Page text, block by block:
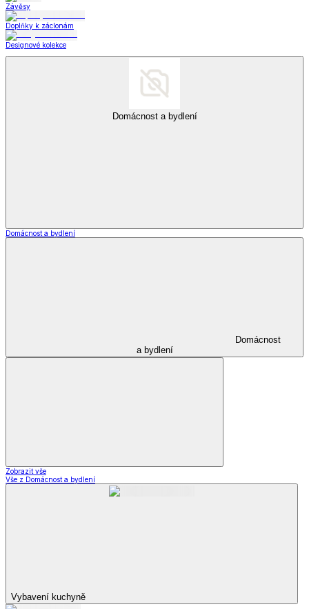
Závěsy
Doplňky k záclonám
Designové kolekce
Domácnost a bydlení
Domácnost a bydlení
Domácnost
a bydlení
Zobrazit vše
Vše z Domácnost a bydlení
Vybavení kuchyně